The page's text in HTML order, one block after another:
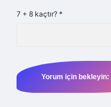
7 + 8 kaçtır? *